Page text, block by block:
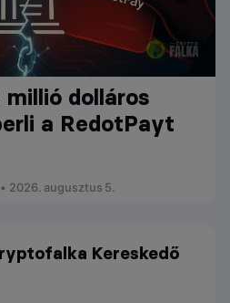
millió dolláros
a RedotPayt
2026. augusztus 5.
Kereskedő